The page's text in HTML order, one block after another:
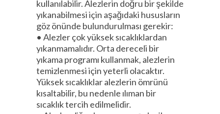
kullanılabilir. Alezlerin doğru bir şekilde
yıkanabilmesi için aşağıdaki hususların
göz önünde bulundurulması gerekir:
• Alezler çok yüksek sıcaklıklardan
yıkanmamalıdır. Orta dereceli bir
yıkama programı kullanmak, alezlerin
temizlenmesi için yeterli olacaktır.
Yüksek sıcaklıklar alezlerin ömrünü
kısaltabilir, bu nedenle ılıman bir
sıcaklık tercih edilmelidir.